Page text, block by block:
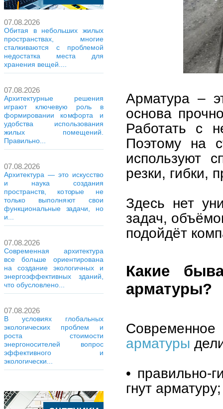
07.08.2026
Обитая в небольших жилых
пространствах, многие
сталкиваются с проблемой
недостатка места для
хранения вещей....
07.08.2026
Архитектурные решения
играют ключевую роль в
формировании комфорта и
удобства использования
жилых помещений.
Правильно...
07.08.2026
Архитектура — это искусство
и наука создания
пространств, которые не
только выполняют свои
функциональные задачи, но
и...
07.08.2026
Современная архитектура
все больше ориентирована
на создание экологичных и
энергоэффективных зданий,
что обусловлено...
07.08.2026
В условиях глобальных
экологических проблем и
роста стоимости
энергоносителей вопрос
эффективного и
экологически...
Арматура –
основа
Работать с
Поэтому на
используют
резки, гибки,
Здесь нет
задач,
подойдёт
Какие
арматуры?
арматуры
• правильно-
гнут арматуру;